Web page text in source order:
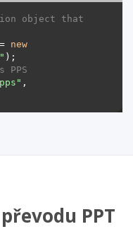
object that
new
PPS
,
PPT